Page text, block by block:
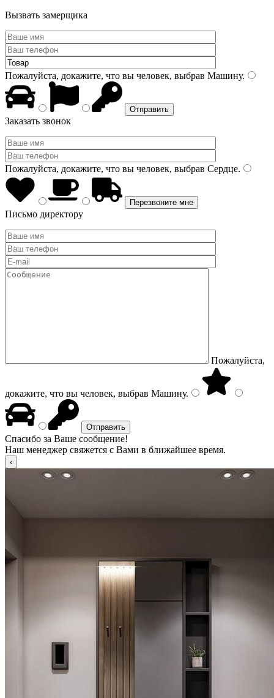
Вызвать замерщика
Пожалуйста, докажите, что вы человек, выбрав Машину.
Заказать звонок
Пожалуйста, докажите, что вы человек, выбрав Сердце.
Письмо директору
Пожалуйста,
докажите, что вы человек, выбрав Машину.
Спасибо за Ваше сообщение!
Наш менеджер свяжется с Вами в ближайшее время.